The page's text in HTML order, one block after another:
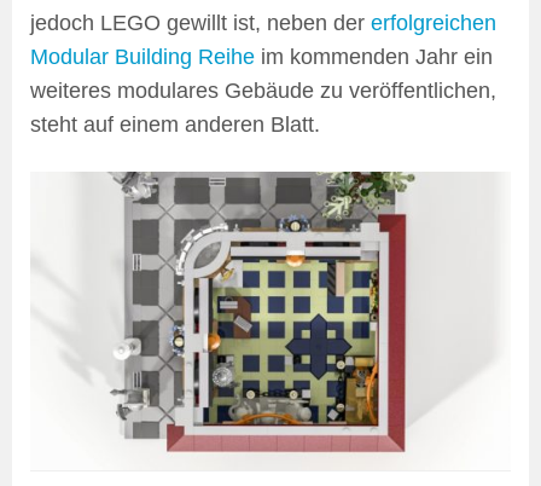
jedoch LEGO gewillt ist, neben der erfolgreichen
Modular Building Reihe im kommenden Jahr ein
weiteres modulares Gebäude zu veröffentlichen,
steht auf einem anderen Blatt.